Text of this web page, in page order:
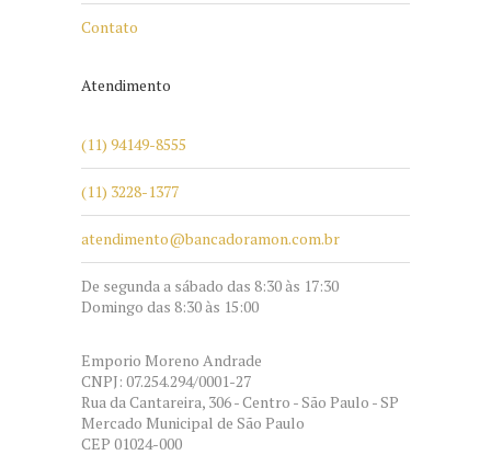
Contato
Atendimento
(11) 94149-8555
(11) 3228-1377
atendimento@bancadoramon.com.br
De segunda a sábado das 8:30 às 17:30
Domingo das 8:30 às 15:00
Emporio Moreno Andrade
CNPJ: 07.254.294/0001-27
Rua da Cantareira, 306 - Centro - São Paulo - SP
Mercado Municipal de São Paulo
CEP 01024-000